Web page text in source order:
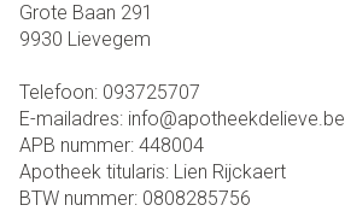
Grote Baan 291
9930 Lievegem
Telefoon: 093725707
E-mailadres: info@apotheekdelieve.be
APB nummer: 448004
Apotheek titularis: Lien Rijckaert
BTW nummer: 0808285756